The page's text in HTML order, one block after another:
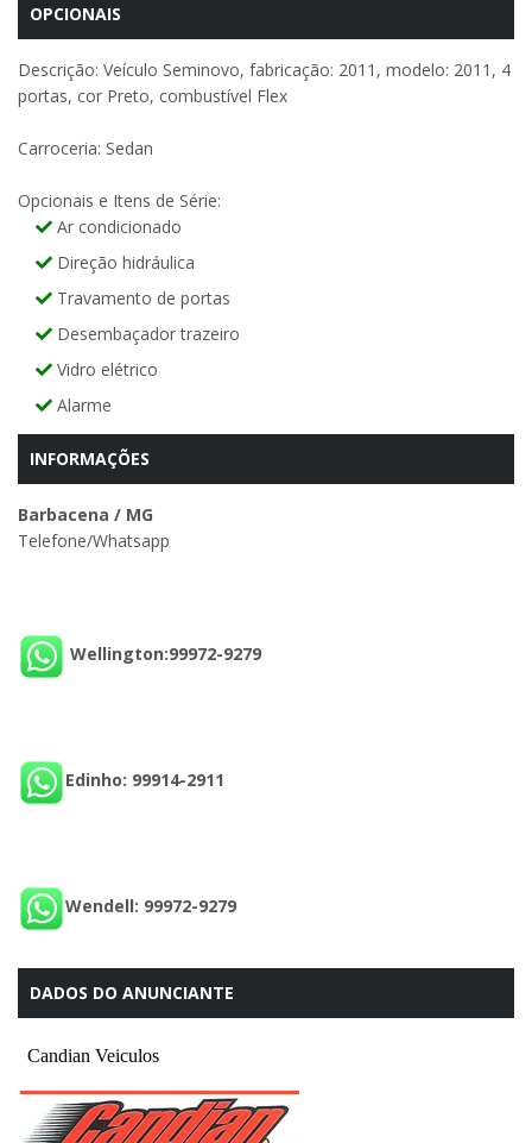
OPCIONAIS
Descrição: Veículo Seminovo, fabricação: 2011, modelo: 2011, 4
portas, cor Preto, combustível Flex
Carroceria: Sedan
Opcionais e Itens de Série:
Ar condicionado
Direção hidráulica
Travamento de portas
Desembaçador trazeiro
Vidro elétrico
Alarme
INFORMAÇÕES
Barbacena / MG
Telefone/Whatsapp
Wellington:99972-9279
Edinho: 99914-2911
Wendell: 99972-9279
DADOS DO ANUNCIANTE